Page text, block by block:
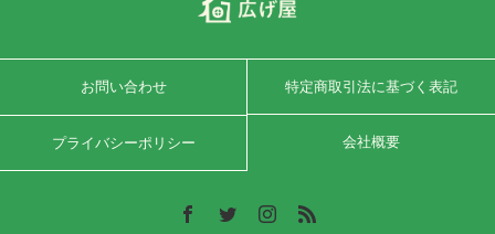
お問い合わせ 特定商取引法に基づく表記
プライバシーポリシー 会社概要